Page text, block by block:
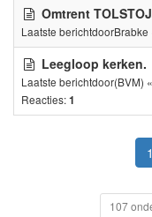
Omtrent TOLSTOJ
Laatste berichtdoorBrabke
Leegloop kerken.
Laatste berichtdoor(BVM) «
Reacties:1
1
107